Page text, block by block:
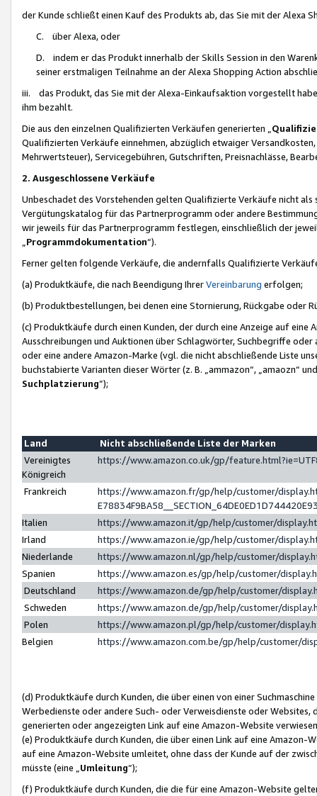
der Kunde schließt einen Kauf des Produkts ab, das Sie mit der Alexa
C. über Alexa, oder
D. indem er das Produkt innerhalb der Skills Session in den
seiner erstmaligen Teilnahme an der Alexa Shopping Action
iii. das Produkt, das Sie mit der Alexa-Einkaufsaktion vorgestellt
ihm bezahlt.
Die aus den einzelnen Qualifizierten Verkäufen generierten „
Qualifizierten Verkäufe einnehmen, abzüglich etwaiger
Mehrwertsteuer), Servicegebühren, Gutschriften, Preisnachlässe,
2. Ausgeschlossene Verkäufe
Unbeschadet des Vorstehenden gelten Qualifizierte Verkäufe nicht
Vergütungskatalog für das Partnerprogramm oder andere
wir jeweils für das Partnerprogramm festlegen, einschließlich der
Programmdokumentation“).
Ferner gelten folgende Verkäufe, die andernfalls Qualifizierte
(a) Produktkäufe, die nach Beendigung IhrerVereinbarung erfolgen;
(b) Produktbestellungen, bei denen eine Stornierung, Rückgabe oder
(c) Produktkäufe durch einen Kunden, der durch eine Anzeige auf
Ausschreibungen und Auktionen über Schlagwörter, Suchbegriffe
oder eine andere Amazon-Marke (vgl. die nicht abschließende Liste
buchstabierte Varianten dieser Wörter (z. B. „ammazon“, „amaozn“
Suchplatzierung”);
Land
Nicht abschließende Liste der Marken
Vereinigtes
Königreich
https://www.amazon.co.uk/gp/
Frankreich
https://www.amazon.fr/gp/help/customer/
Italien
https://www.amazon.it/gp/help/customer/
Irland
https://www.amazon.ie/gp/help/customer/
Niederlande
https://www.amazon.nl/gp/help/customer/
Spanien
https://www.amazon.es/gp/help/customer/
Deutschland
https://www.amazon.de/gp/help/customer/
Schweden
https://www.amazon.de/gp/help/customer/
Polen
https://www.amazon.pl/gp/help/customer/
Belgien
https://www.amazon.com.be/gp/help/customer/
(d) Produktkäufe durch Kunden, die über einen von einer
Werbedienste oder andere Such- oder Verweisdienste oder Websites,
generierten oder angezeigten Link auf eine Amazon-Website
(e) Produktkäufe durch Kunden, die über einen Link auf eine
auf eine Amazon-Website umleitet, ohne dass der Kunde auf der
müsste (eine „ Umleitung“);
(f) Produktkäufe durch Kunden, die die für eine Amazon-Website